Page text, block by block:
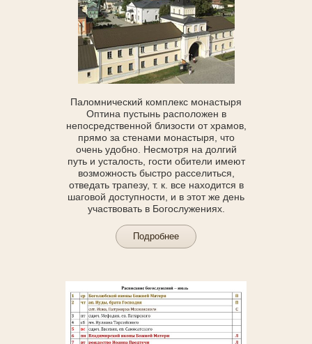
Паломнический комплекс монастыря
Оптина пустынь расположен в
непосредственной близости от храмов,
прямо за стенами монастыря, что
очень удобно. Несмотря на долгий
путь и усталость, гости обители имеют
возможность быстро расселиться,
отведать трапезу, т. к. все находится в
шаговой доступности, и в этот же день
участвовать в Богослужениях.
Подробнее